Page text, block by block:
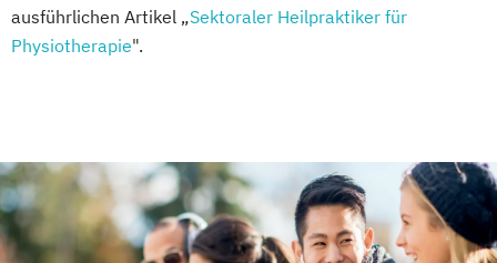
ausführlichen Artikel „Sektoraler Heilpraktiker für
Physiotherapie".